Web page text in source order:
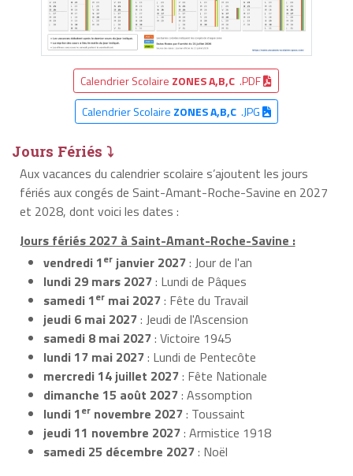
Calendrier Scolaire ZONES A,B,C .PDF
Calendrier Scolaire ZONES A,B,C.JPG
Jours Fériés ⤵
Aux vacances du calendrier scolaire s’ajoutent les jours
fériés aux congés de Saint-Amant-Roche-Savine en 2027
et 2028, dont voici les dates :
Jours fériés 2027 à Saint-Amant-Roche-Savine :
vendredi 1er janvier 2027: Jour de l'an
lundi 29 mars 2027: Lundi de Pâques
samedi 1er mai 2027: Fête du Travail
jeudi 6 mai 2027: Jeudi de l'Ascension
samedi 8 mai 2027: Victoire 1945
lundi 17 mai 2027: Lundi de Pentecôte
mercredi 14 juillet 2027: Fête Nationale
dimanche 15 août 2027: Assomption
lundi 1er novembre 2027: Toussaint
jeudi 11 novembre 2027: Armistice 1918
samedi 25 décembre 2027: Noël